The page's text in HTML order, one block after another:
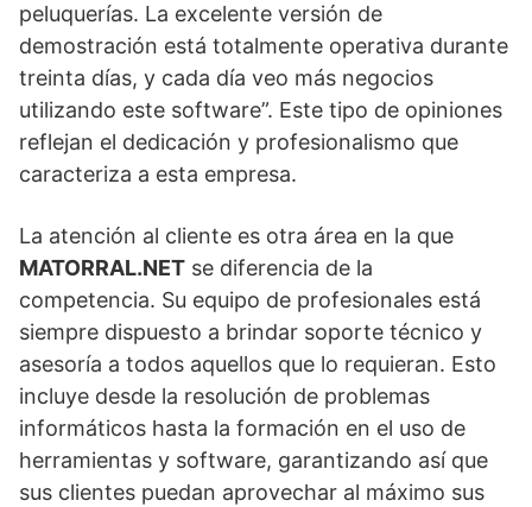
peluquerías. La excelente versión de
demostración está totalmente operativa durante
treinta días, y cada día veo más negocios
utilizando este software”. Este tipo de opiniones
reflejan el dedicación y profesionalismo que
caracteriza a esta empresa.
La atención al cliente es otra área en la que
MATORRAL.NET se diferencia de la
competencia. Su equipo de profesionales está
siempre dispuesto a brindar soporte técnico y
asesoría a todos aquellos que lo requieran. Esto
incluye desde la resolución de problemas
informáticos hasta la formación en el uso de
herramientas y software, garantizando así que
sus clientes puedan aprovechar al máximo sus